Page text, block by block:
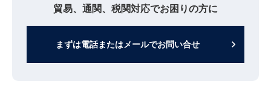
貿易、通関、税関対応でお困りの方に
まずは電話またはメールでお問い合せ keyboard_arrow_right